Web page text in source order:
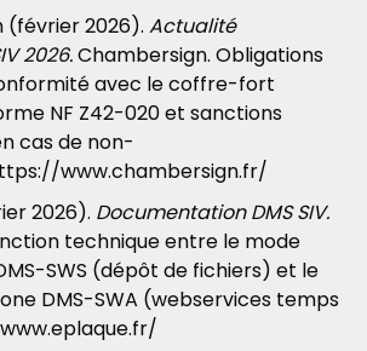
(février 2026). Actualité
2026.Chambersign. Obligations
avec le coffre-fort
NF Z42-020 et sanctions
cas de non-
www.chambersign.fr/
2026). Documentation DMS SIV.
technique entre le mode
SWS (dépôt de fichiers) et le
DMS-SWA (webservices temps